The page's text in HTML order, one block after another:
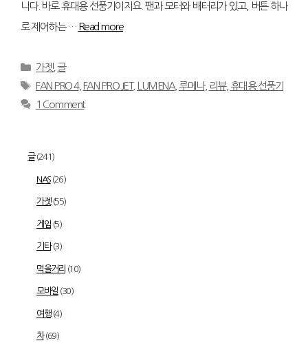
니다. 바로 휴대용 선풍기이지요. 팬과 모터와 배터리가 있고, 버튼 하나
로 제어하는 … Read more
Categories
가젯, 글
Tags
FAN PRO 4, FAN PRO JET, LUMENA, 루메나, 리뷰, 휴대용 선풍기
1 Comment
글(241)
NAS(26)
가젯(55)
게임 (5)
기타(3)
먹을거리 (10)
모바일 (30)
여행(4)
차(69)